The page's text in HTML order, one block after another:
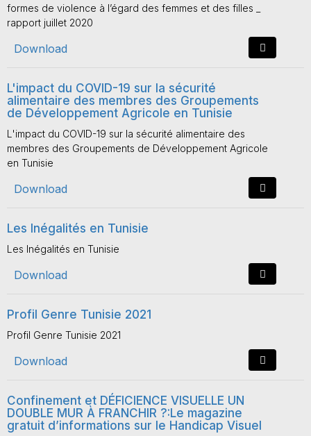
formes de violence à l’égard des femmes et des filles _
rapport juillet 2020
Download
L'impact du COVID-19 sur la sécurité
alimentaire des membres des Groupements
de Développement Agricole en Tunisie
L'impact du COVID-19 sur la sécurité alimentaire des
membres des Groupements de Développement Agricole
en Tunisie
Download
Les Inégalités en Tunisie
Les Inégalités en Tunisie
Download
Profil Genre Tunisie 2021
Profil Genre Tunisie 2021
Download
Confinement et DÉFICIENCE VISUELLE UN
DOUBLE MUR À FRANCHIR ?:Le magazine
gratuit d’informations sur le Handicap Visuel